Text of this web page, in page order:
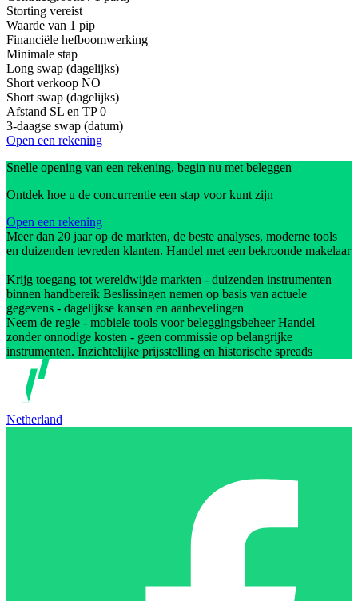
Storting vereist
Waarde van 1 pip
Financiële hefboomwerking
Minimale stap
Long swap (dagelijks)
Short verkoop NO
Short swap (dagelijks)
Afstand SL en TP 0
3-daagse swap (datum)
Open een rekening
Snelle opening van een rekening, begin nu met beleggen
Ontdek hoe u de concurrentie een stap voor kunt zijn
Open een rekening
Meer dan 20 jaar op de markten, de beste analyses, moderne tools
en duizenden tevreden klanten. Handel met een bekroonde makelaar
Krijg toegang tot wereldwijde markten - duizenden instrumenten
binnen handbereik Beslissingen nemen op basis van actuele
gegevens - dagelijkse kansen en aanbevelingen
Neem de regie - mobiele tools voor beleggingsbeheer Handel
zonder onnodige kosten - geen commissie op belangrijke
instrumenten. Inzichtelijke prijsstelling en historische spreads
Netherland